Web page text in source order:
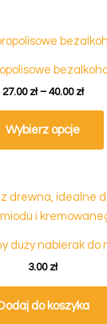
27.00 zł – 40.00 zł
od
do
Wybierz opcje
Ten
wiele
Opcje
na
stronie
duży nabierak do
3.00 zł
do koszyka